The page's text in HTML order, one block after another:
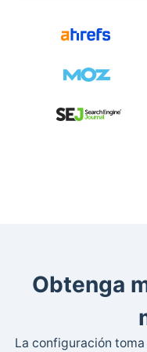
Obtenga
La configuración